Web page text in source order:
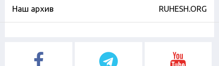
Наш архив RUHESH.ORG